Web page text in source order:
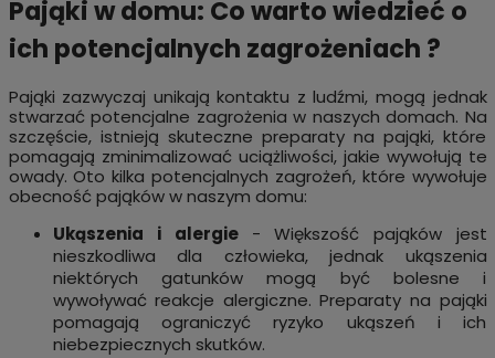
Pająki w domu: Co warto wiedzieć o
ich potencjalnych zagrożeniach ?
Pająki zazwyczaj unikają kontaktu z ludźmi, mogą jednak
stwarzać potencjalne zagrożenia w naszych domach. Na
szczęście, istnieją skuteczne preparaty na pająki, które
pomagają zminimalizować uciążliwości, jakie wywołują te
owady. Oto kilka potencjalnych zagrożeń, które wywołuje
obecność pająków w naszym domu:
Ukąszenia i alergie -
Większość pająków jest
nieszkodliwa dla człowieka, jednak ukąszenia
niektórych gatunków mogą być bolesne i
wywoływać reakcje alergiczne. Preparaty na pająki
pomagają ograniczyć ryzyko ukąszeń i ich
niebezpiecznych skutków.